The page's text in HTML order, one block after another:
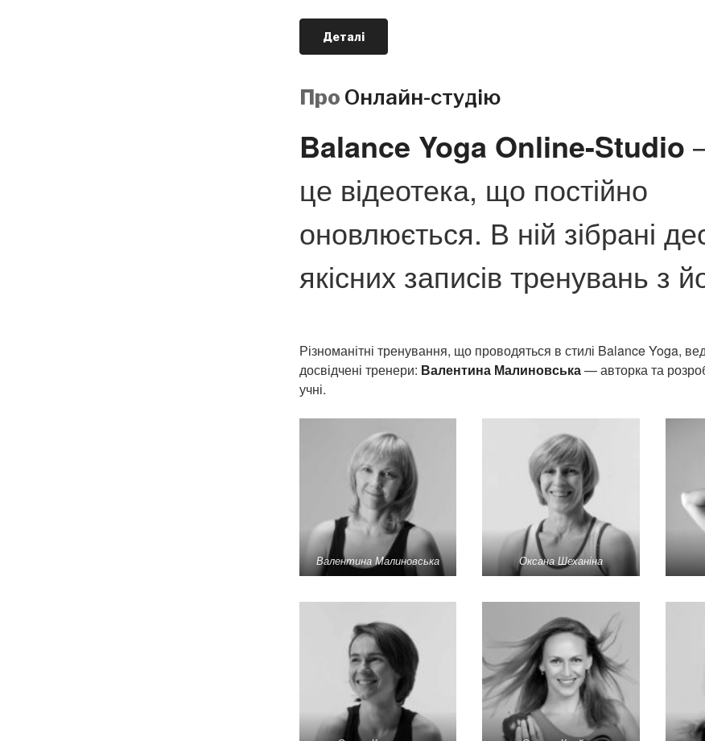
Деталі
Про Онлайн-студію
Balance Yoga Online-Studio
це відеотека, що постійно
оновлюється. В ній зібрані
якісних записів тренувань з
Різноманітні тренування, що проводяться в стилі Balance Yoga,
досвідчені тренери: Валентина Малиновська— авторка та
учні.
Валентина Малиновська Оксана Шеханіна